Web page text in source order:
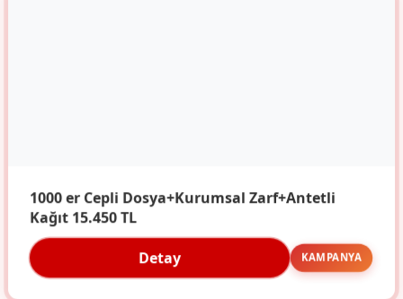
1000 er Cepli Dosya+Kurumsal Zarf+Antetli
Kağıt 15.450 TL
Detay KAMPANYA